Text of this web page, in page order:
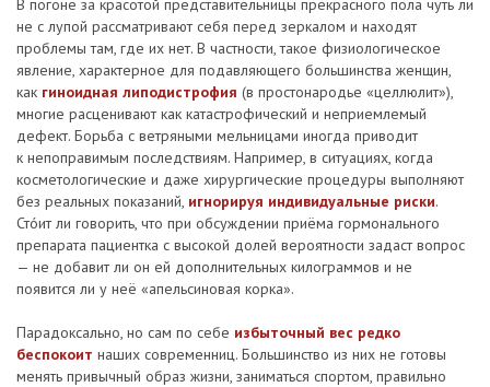
В погоне за красотой представительницы прекрасного пола чуть ли
не с лупой рассматривают себя перед зеркалом и находят
проблемы там, где их нет. В частности, такое физиологическое
явление, характерное для подавляющего большинства женщин,
как гиноидная липодистрофия (в простонародье «целлюлит»),
многие расценивают как катастрофический и неприемлемый
дефект. Борьба с ветряными мельницами иногда приводит
к непоправимым последствиям. Например, в ситуациях, когда
косметологические и даже хирургические процедуры выполняют
без реальных показаний, игнорируя индивидуальные риски.
Стóит ли говорить, что при обсуждении приёма гормонального
препарата пациентка с высокой долей вероятности задаст вопрос
— не добавит ли он ей дополнительных килограммов и не
появится ли у неё «апельсиновая корка».
Парадоксально, но сам по себе избыточный вес редко
беспокоит наших современниц. Большинство из них не готовы
менять привычный образ жизни, заниматься спортом, правильно